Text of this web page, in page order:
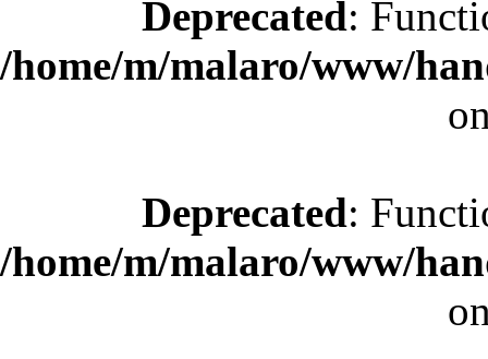
Deprecated:
/home/m/malaro/www/
Deprecated:
/home/m/malaro/www/